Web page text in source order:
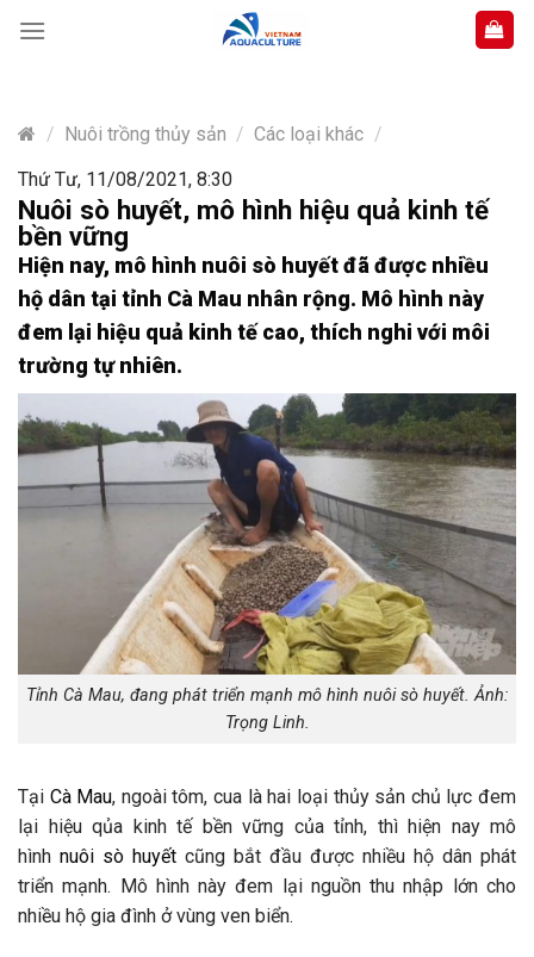
content
/ Nuôi trồng thủy sản / Các loại khác /
Thứ Tư, 11/08/2021, 8:30
Nuôi sò huyết, mô hình hiệu quả kinh tế
bền vững
Hiện nay, mô hình nuôi sò huyết đã được nhiều
hộ dân tại tỉnh Cà Mau nhân rộng. Mô hình này
đem lại hiệu quả kinh tế cao, thích nghi với môi
trường tự nhiên.
Tỉnh Cà Mau, đang phát triển mạnh mô hình nuôi sò huyết. Ảnh:
Trọng Linh.
Tại Cà Mau, ngoài tôm, cua là hai loại thủy sản chủ lực đem
lại hiệu qủa kinh tế bền vững của tỉnh, thì hiện nay mô
hình nuôi sò huyết cũng bắt đầu được nhiều hộ dân phát
triển mạnh. Mô hình này đem lại nguồn thu nhập lớn cho
nhiều hộ gia đình ở vùng ven biển.